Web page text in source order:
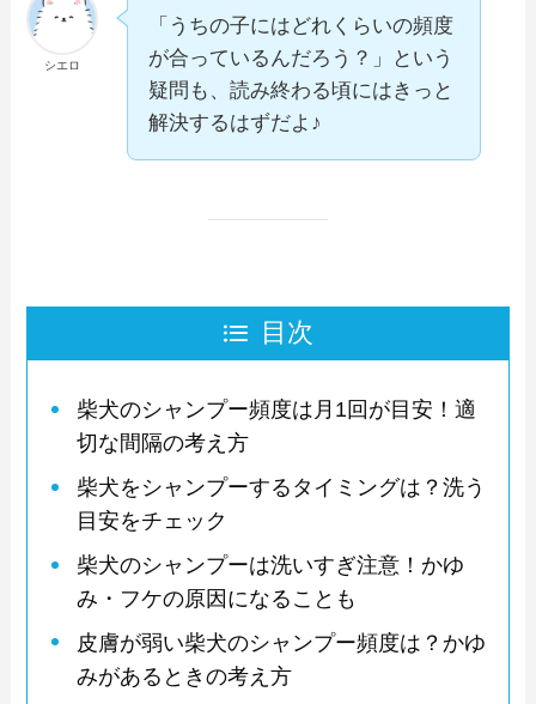
シエロ
「うちの子にはどれくらいの頻度
が合っているんだろう？」という
疑問も、読み終わる頃にはきっと
解決するはずだよ♪
目次
柴犬のシャンプー頻度は月1回が目安！適
切な間隔の考え方
柴犬をシャンプーするタイミングは？洗う
目安をチェック
柴犬のシャンプーは洗いすぎ注意！かゆ
み・フケの原因になることも
皮膚が弱い柴犬のシャンプー頻度は？かゆ
みがあるときの考え方